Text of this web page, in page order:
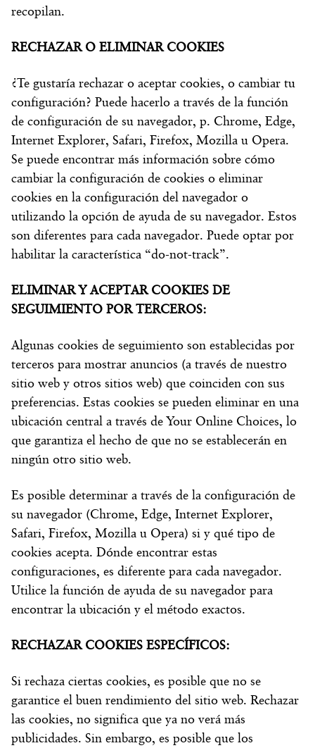
recopilan.
RECHAZAR O ELIMINAR COOKIES
¿Te gustaría rechazar o aceptar cookies, o cambiar tu
configuración? Puede hacerlo a través de la función
de configuración de su navegador, p. Chrome, Edge,
Internet Explorer, Safari, Firefox, Mozilla u Opera.
Se puede encontrar más información sobre cómo
cambiar la configuración de cookies o eliminar
cookies en la configuración del navegador o
utilizando la opción de ayuda de su navegador. Estos
son diferentes para cada navegador. Puede optar por
habilitar la característica “do-not-track”.
ELIMINAR Y ACEPTAR COOKIES DE
SEGUIMIENTO POR TERCEROS:
Algunas cookies de seguimiento son establecidas por
terceros para mostrar anuncios (a través de nuestro
sitio web y otros sitios web) que coinciden con sus
preferencias. Estas cookies se pueden eliminar en una
ubicación central a través de Your Online Choices, lo
que garantiza el hecho de que no se establecerán en
ningún otro sitio web.
Es posible determinar a través de la configuración de
su navegador (Chrome, Edge, Internet Explorer,
Safari, Firefox, Mozilla u Opera) si y qué tipo de
cookies acepta. Dónde encontrar estas
configuraciones, es diferente para cada navegador.
Utilice la función de ayuda de su navegador para
encontrar la ubicación y el método exactos.
RECHAZAR COOKIES ESPECÍFICOS:
Si rechaza ciertas cookies, es posible que no se
garantice el buen rendimiento del sitio web. Rechazar
las cookies, no significa que ya no verá más
publicidades. Sin embargo, es posible que los